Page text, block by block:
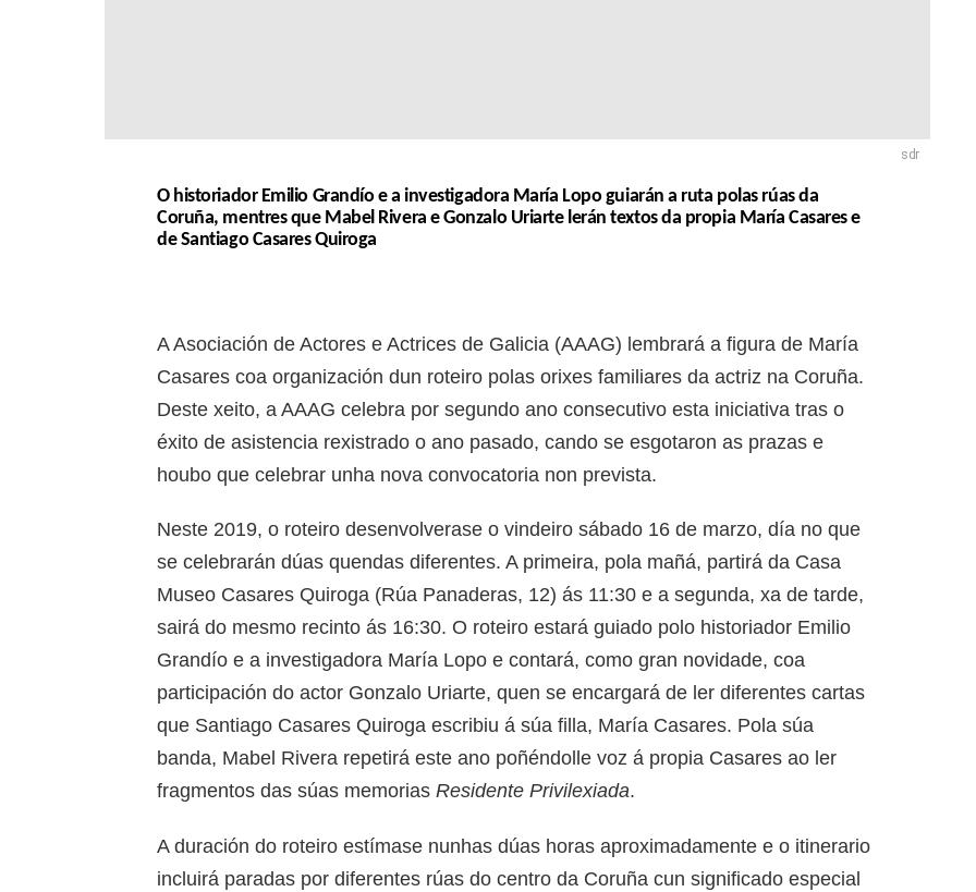
sdr
O historiador Emilio Grandío e a investigadora María Lopo guiarán a ruta polas rúas da
Coruña, mentres que Mabel Rivera e Gonzalo Uriarte lerán textos da propia María Casares e
de Santiago Casares Quiroga
A Asociación de Actores e Actrices de Galicia (AAAG) lembrará a figura de María
Casares coa organización dun roteiro polas orixes familiares da actriz na Coruña.
Deste xeito, a AAAG celebra por segundo ano consecutivo esta iniciativa tras o
éxito de asistencia rexistrado o ano pasado, cando se esgotaron as prazas e
houbo que celebrar unha nova convocatoria non prevista.
Neste 2019, o roteiro desenvolverase o vindeiro sábado 16 de marzo, día no que
se celebrarán dúas quendas diferentes. A primeira, pola mañá, partirá da Casa
Museo Casares Quiroga (Rúa Panaderas, 12) ás 11:30 e a segunda, xa de tarde,
sairá do mesmo recinto ás 16:30. O roteiro estará guiado polo historiador Emilio
Grandío e a investigadora María Lopo e contará, como gran novidade, coa
participación do actor Gonzalo Uriarte, quen se encargará de ler diferentes cartas
que Santiago Casares Quiroga escribiu á súa filla, María Casares. Pola súa
banda, Mabel Rivera repetirá este ano poñéndolle voz á propia Casares ao ler
fragmentos das súas memorias Residente Privilexiada.
A duración do roteiro estímase nunhas dúas horas aproximadamente e o itinerario
incluirá paradas por diferentes rúas do centro da Coruña cun significado especial